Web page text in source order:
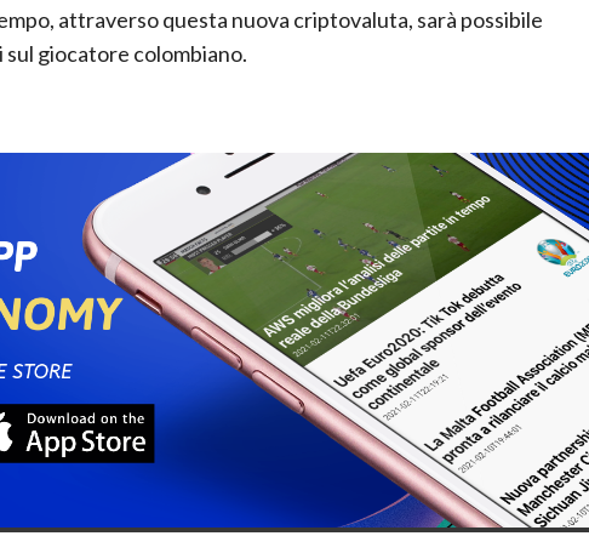
attraverso questa nuova criptovaluta, sarà possibile
giocatore colombiano.